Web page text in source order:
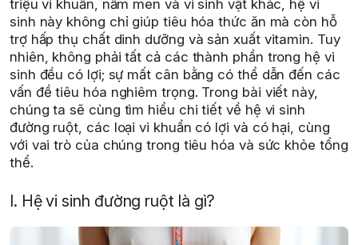
triệu vi khuẩn, nấm men và vi sinh vật khác, hệ vi
sinh này không chỉ giúp tiêu hóa thức ăn mà còn hỗ
trợ hấp thụ chất dinh dưỡng và sản xuất vitamin. Tuy
nhiên, không phải tất cả các thành phần trong hệ vi
sinh đều có lợi; sự mất cân bằng có thể dẫn đến các
vấn đề tiêu hóa nghiêm trọng. Trong bài viết này,
chúng ta sẽ cùng tìm hiểu chi tiết về hệ vi sinh
đường ruột, các loại vi khuẩn có lợi và có hại, cùng
với vai trò của chúng trong tiêu hóa và sức khỏe tổng
thể.
I. Hệ vi sinh đường ruột là gì?